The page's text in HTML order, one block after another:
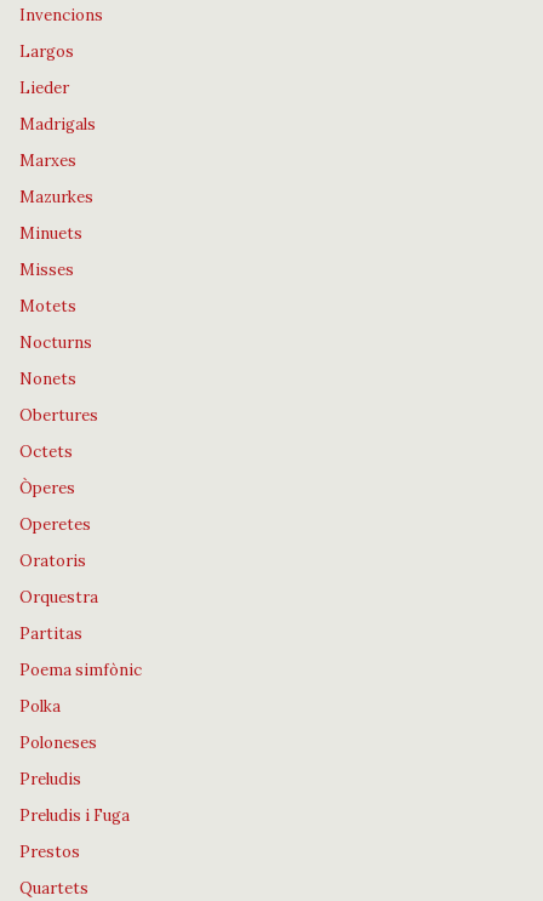
Invencions
Largos
Lieder
Madrigals
Marxes
Mazurkes
Minuets
Misses
Motets
Nocturns
Nonets
Obertures
Octets
Òperes
Operetes
Oratoris
Orquestra
Partitas
Poema simfònic
Polka
Poloneses
Preludis
Preludis i Fuga
Prestos
Quartets